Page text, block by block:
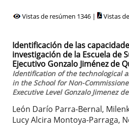
Vistas de resúmen 1346 | Vistas
Identificación de las
investigación de la Escuela de
Ejecutivo Gonzalo Jiménez de
Identification of the technological
in the School for Non-
Executive Level Gonzalo Jimenez
León Darío Parra-Bernal,
Lucy Alcira Montoya-Parraga,